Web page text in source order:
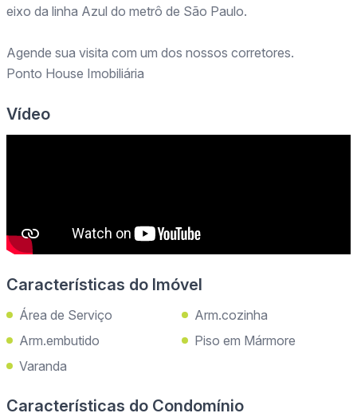
eixo da linha Azul do metrô de São Paulo.
Agende sua visita com um dos nossos corretores.
Ponto House Imobiliária
Vídeo
Características do Imóvel
Área de Serviço
Arm.cozinha
Arm.embutido
Piso em Mármore
Varanda
Características do Condomínio